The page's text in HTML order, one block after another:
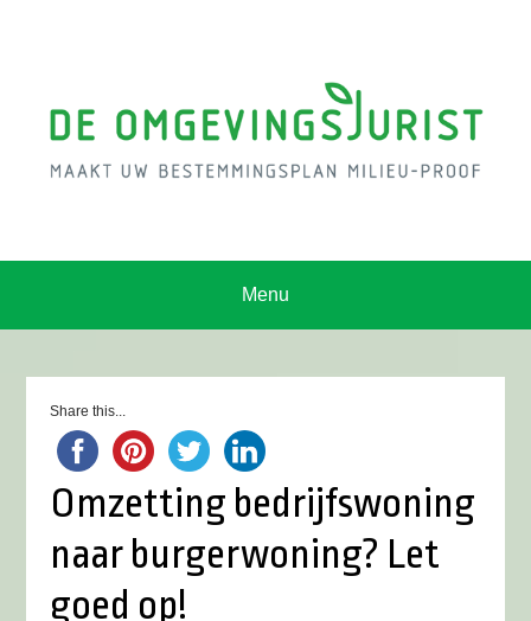
Menu
Share this...
Omzetting bedrijfswoning
naar burgerwoning? Let
goed op!